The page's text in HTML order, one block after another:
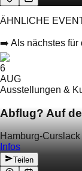
ÄHNLICHE
➡️ Als nächstes für
6
AUG
Ausstellungen &
Abflug? Auf
Hamburg-Curslack
Infos
Teilen